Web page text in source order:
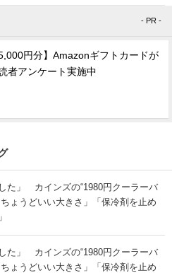
- PR -
円分】Amazonギフトカードが
者アンケート実施中
た」 カインズの“1980円クーラーバ
ょうどいい大きさ」「保冷剤を止め
た」 カインズの“1980円クーラーバ
ょうどいい大きさ」「保冷剤を止め